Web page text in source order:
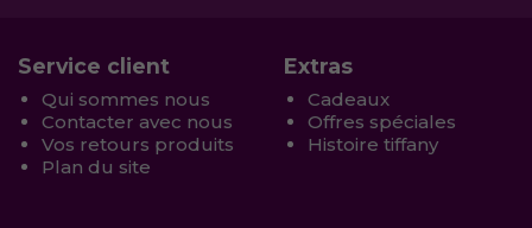
Service client
Qui sommes nous
Contacter avec nous
Vos retours produits
Plan du site
Extras
Cadeaux
Offres spéciales
Histoire tiffany